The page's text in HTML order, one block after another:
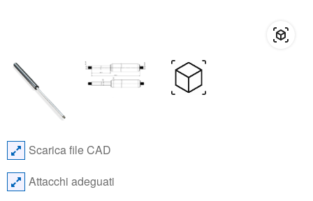
Scarica file CAD
Attacchi adeguati